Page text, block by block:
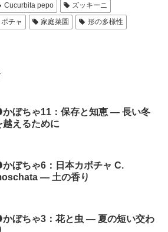
Cucurbita pepo
ズッキーニ
チャ 家庭菜園
形の多様性
かぼちゃ11：保存と知恵 ― 長い冬
越えるために
かぼちゃ6：日本カボチャ C.
― 土の香り
かぼちゃ3：花と虫 ― 夏の短い交わ